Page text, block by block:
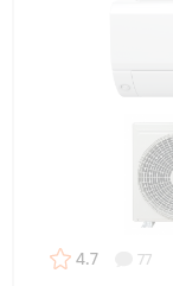
4.7 77